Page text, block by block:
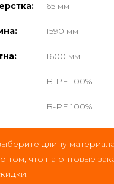
65 мм
1590 мм
1600 мм
B-PE 100%
B-PE 100%
длину
том, что на оптовые